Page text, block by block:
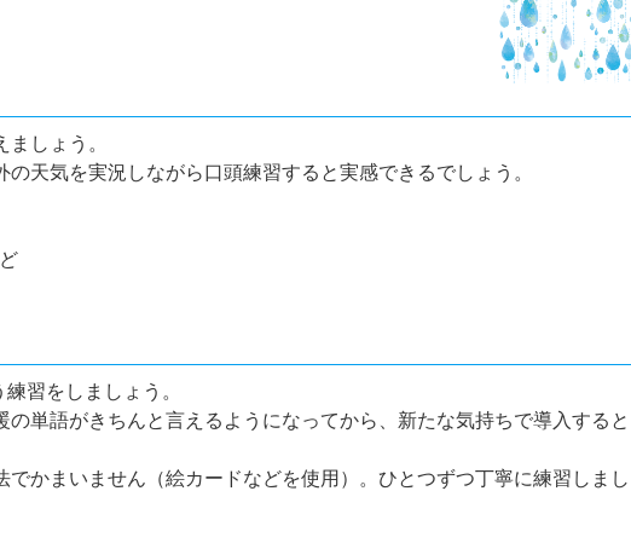
しょう。
天気を実況しながら口頭練習すると実感できるでしょう。
習をしましょう。
単語がきちんと言えるようになってから、新たな気持ちで導入すると
かまいません（絵カードなどを使用）。ひとつずつ丁寧に練習しまし